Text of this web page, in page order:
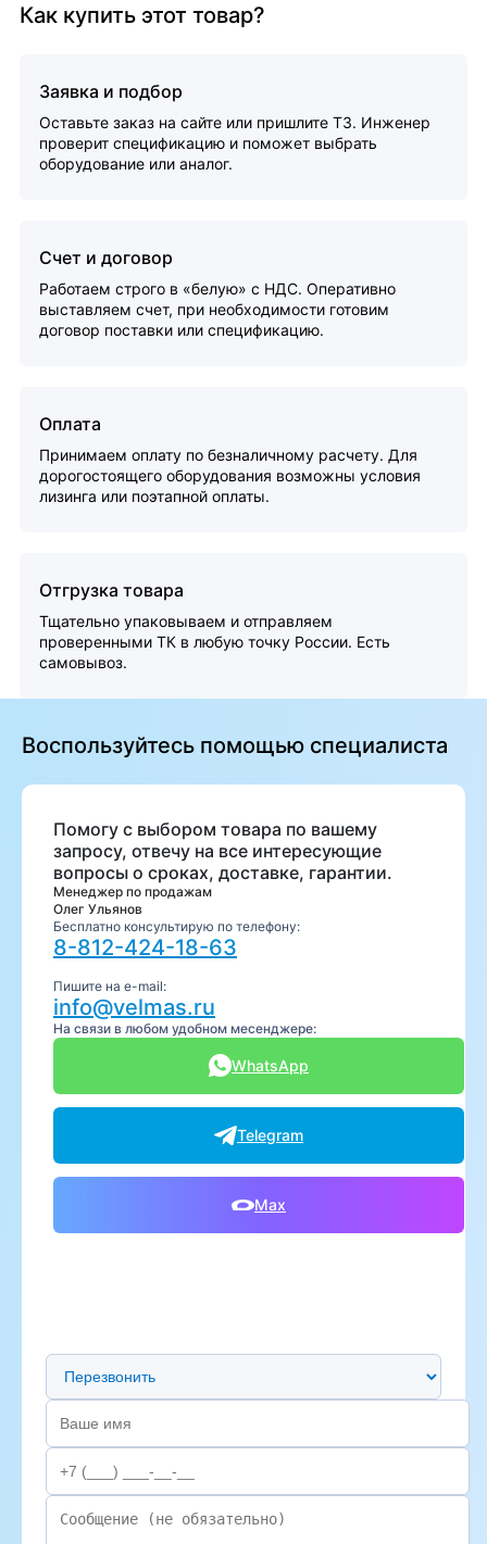
Как купить этот товар?
Заявка и подбор
Оставьте заказ на сайте или пришлите ТЗ. Инженер
проверит спецификацию и поможет выбрать
оборудование или аналог.
Счет и договор
Работаем строго в «белую» с НДС. Оперативно
выставляем счет, при необходимости готовим
договор поставки или спецификацию.
Оплата
Принимаем оплату по безналичному расчету. Для
дорогостоящего оборудования возможны условия
лизинга или поэтапной оплаты.
Отгрузка товара
Тщательно упаковываем и отправляем
проверенными ТК в любую точку России. Есть
самовывоз.
Воспользуйтесь помощью специалиста
Помогу с выбором товара по вашему
запросу, отвечу на все интересующие
вопросы о сроках, доставке, гарантии.
Менеджер по продажам
Олег Ульянов
Бесплатно консультирую по телефону:
8-812-424-18-63
Пишите на e-mail:
info@velmas.ru
На связи в любом удобном месенджере:
WhatsApp
Telegram
Max
Предпочтительный способ связи